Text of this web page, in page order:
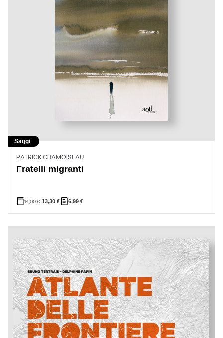
Saggi
PATRICK CHAMOISEAU
Fratelli migranti
14,00€ 13,30€ 6,99 €